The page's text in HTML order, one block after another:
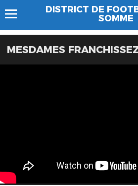
DISTRICT DE
SOMME
MESDAMES